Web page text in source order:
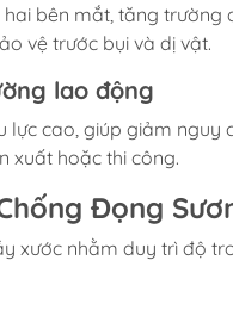
bên mắt, tăng
vệ trước bụi và dị vật.
lao động
cao, giúp giảm
xuất hoặc thi công.
Đọng
xước nhằm duy trì độ